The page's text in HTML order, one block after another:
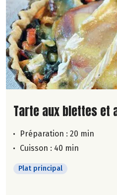
Lire la suite de la
Tarte aux blettes et
Préparation : 20 min
Cuisson : 40 min
Plat principal